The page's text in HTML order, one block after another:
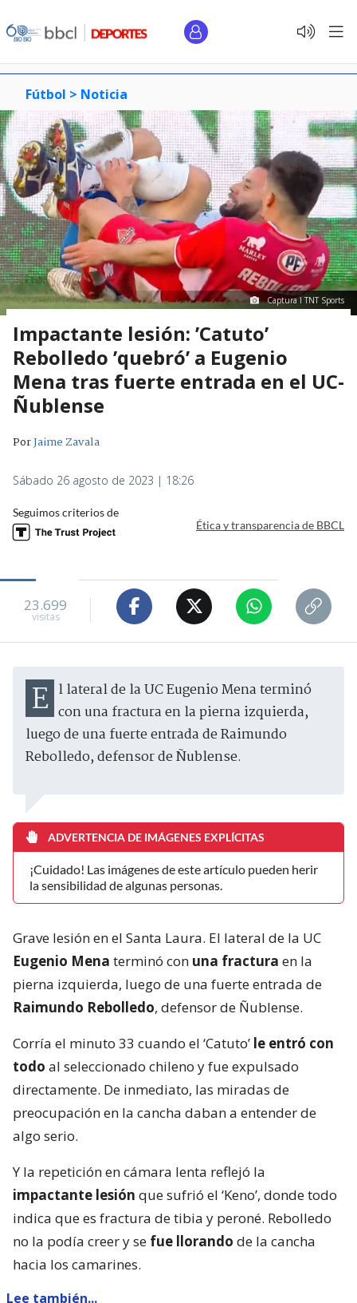
Fútbol > Noticia
Captura I TNT Sports
Impactante lesión: ’Catuto’
Rebolledo ’quebró’ a Eugenio
Mena tras fuerte entrada en el UC-
Ñublense
PorJaime Zavala
Sábado 26 agosto de 2023 | 18:26
Seguimos criterios de
Ética y transparencia de BBCL
23.699
visitas
El lateral de la UC Eugenio Mena terminó con una fractura en la pierna izquierda,
luego de una fuerte entrada de Raimundo
Rebolledo, defensor de Ñublense.
ADVERTENCIA DE IMÁGENES EXPLÍCITAS
¡Cuidado! Las imágenes de este artículo pueden herir
la sensibilidad de algunas personas.
Grave lesión en el Santa Laura. El lateral de la UC
Eugenio Mena terminó con una fractura en la
pierna izquierda, luego de una fuerte entrada de
Raimundo Rebolledo, defensor de Ñublense.
Corría el minuto 33 cuando el ‘Catuto’ le entró con
todo al seleccionado chileno y fue expulsado
directamente. De inmediato, las miradas de
preocupación en la cancha daban a entender de
algo serio.
Y la repetición en cámara lenta reflejó la
impactante lesión que sufrió el ‘Keno’, donde todo
indica que es fractura de tibia y peroné. Rebolledo
no la podía creer y se fue llorando de la cancha
hacia los camarines.
Lee también...